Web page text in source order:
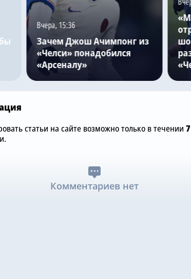
Вчера, 15:36
Зачем Джош Ачимпонг из
«Челси» понадобился
«Арсеналу»
статьи на сайте возможно только в течении 7
Комментариев нет